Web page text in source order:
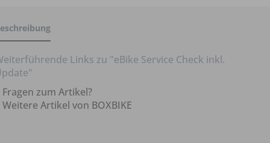
Links zu "eBike Service Check inkl.
Fragen zum Artikel?
Weitere Artikel von BOXBIKE